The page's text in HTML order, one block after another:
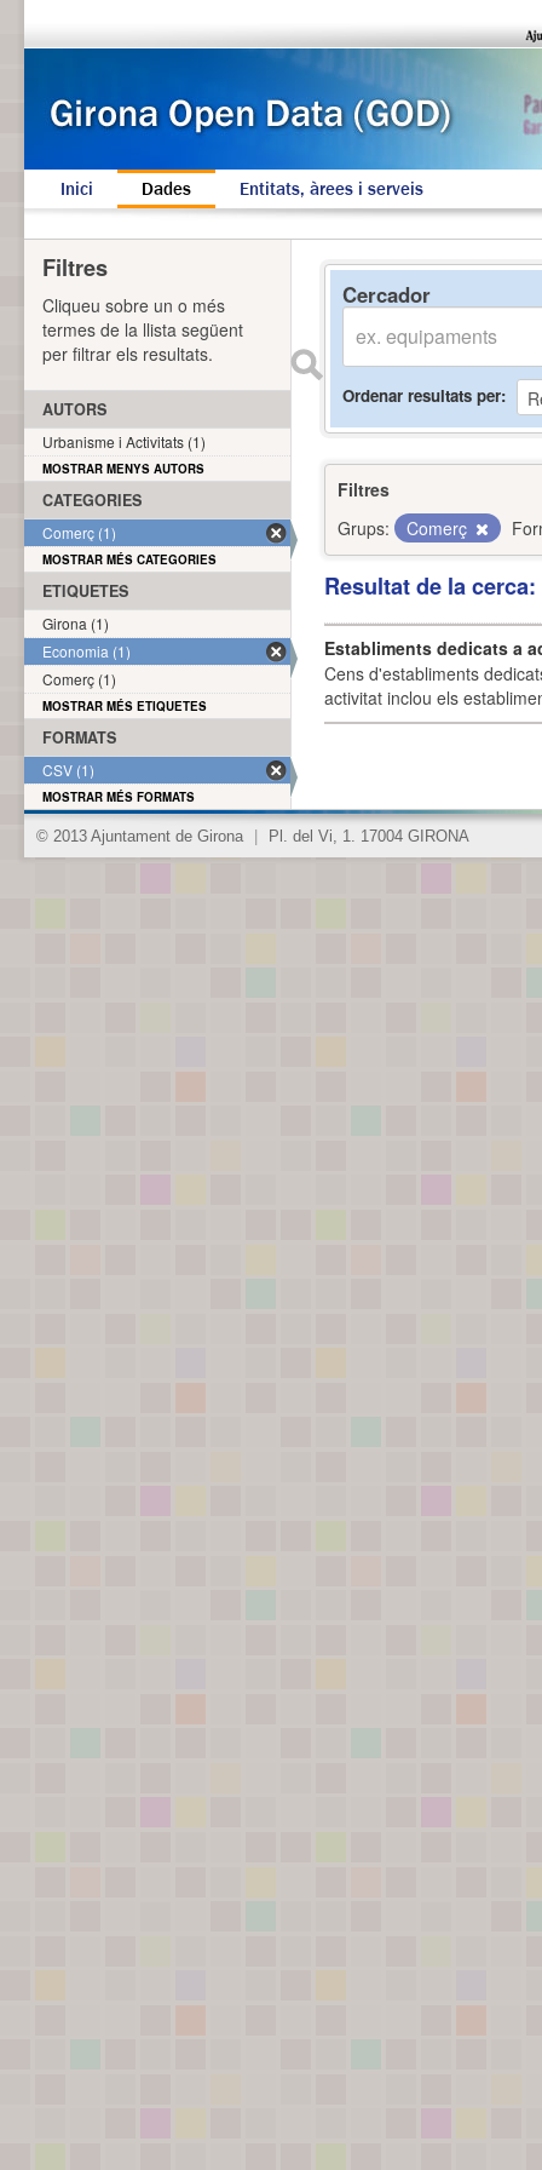
Inici Dades Entitats, àrees i serveis
Cercador
Ordenar resultats per
Filtres
Grups:
Comerç
Resultat de la
Establiments dedicats a
Cens d'establiments
activitat inclou els
Filtres
Cliqueu sobre un o més
termes de la llista següent
per filtrar els resultats.
AUTORS
Urbanisme i Activitats (1)
MOSTRAR MENYS AUTORS
CATEGORIES
Comerç (1)
MOSTRAR MÉS CATEGORIES
ETIQUETES
Girona (1)
Economia (1)
Comerç (1)
MOSTRAR MÉS ETIQUETES
FORMATS
CSV (1)
MOSTRAR MÉS FORMATS
© 2013 Ajuntament de Girona Pl. del Vi, 1. 17004 GIRONA